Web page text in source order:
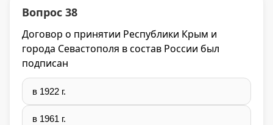
Вопрос 38
Договор о принятии Республики Крым и
города Севастополя в состав России был
подписан
в 1922 г.
в 1961 г.